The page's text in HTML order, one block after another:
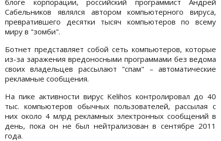
Сабельников являлся автором компьютерного вируса,
превратившего десятки тысяч компьютеров по всему
миру в "зомби".
Ботнет представляет собой сеть компьютеров, которые
из-за заражения вредоносными программами без ведома
своих владельцев рассылают "спам" – автоматические
рекламные сообщения.
На пике активности вирус Kelihos контролировал до 40
тыс. компьютеров обычных пользователей, рассылая с
них около 4 млрд рекламных электронных сообщений в
день, пока он не был нейтрализован в сентябре 2011
года.